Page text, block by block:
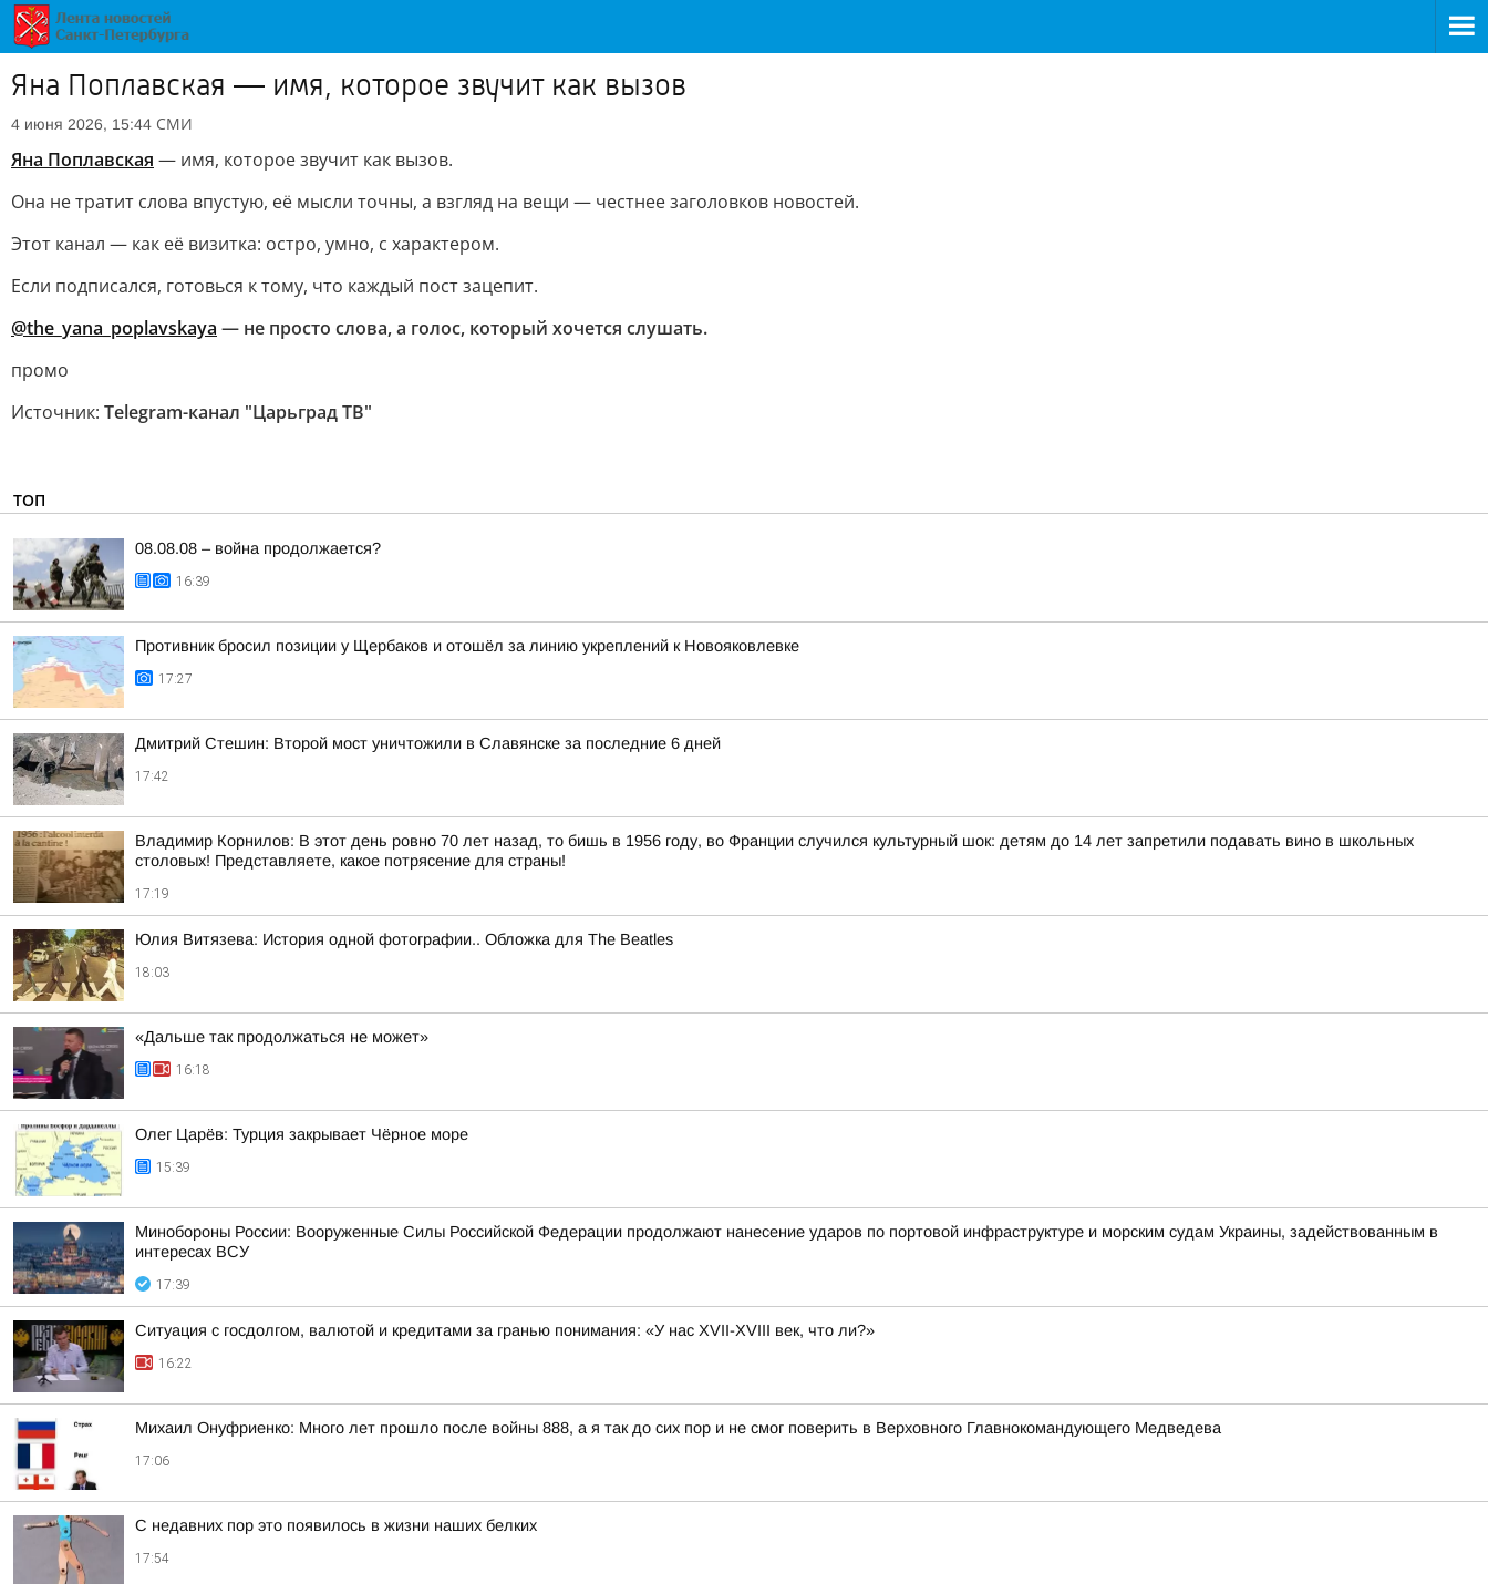
Яна Поплавская — имя, которое звучит как вызов
4 июня 2026, 15:44 СМИ
Яна Поплавская — имя, которое звучит как вызов.
Она не тратит слова впустую, её мысли точны, а взгляд на вещи — честнее заголовков новостей.
Этот канал — как её визитка: остро, умно, с характером.
Если подписался, готовься к тому, что каждый пост зацепит.
@the_yana_poplavskaya — не просто слова, а голос, который хочется слушать.
промо
Источник: Telegram-канал "Царьград ТВ"
ТОП
08.08.08 – война продолжается?
16:39
Противник бросил позиции у Щербаков и отошёл за линию укреплений к Новояковлевке
17:27
Дмитрий Стешин: Второй мост уничтожили в Славянске за последние 6 дней
17:42
Владимир Корнилов: В этот день ровно 70 лет назад, то бишь в 1956 году, во Франции случился культурный шок: детям до 14 лет запретили подавать вино в школьных
столовых! Представляете, какое потрясение для страны!
17:19
Юлия Витязева: История одной фотографии.. Обложка для The Beatles
18:03
«Дальше так продолжаться не может»
16:18
Олег Царёв: Турция закрывает Чёрное море
15:39
Минобороны России: Вооруженные Силы Российской Федерации продолжают нанесение ударов по портовой инфраструктуре и морским судам Украины, задействованным в
интересах ВСУ
17:39
Ситуация с госдолгом, валютой и кредитами за гранью понимания: «У нас XVII-XVIII век, что ли?»
16:22
Михаил Онуфриенко: Много лет прошло после войны 888, а я так до сих пор и не смог поверить в Верховного Главнокомандующего Медведева
17:06
С недавних пор это появилось в жизни наших белких
17:54